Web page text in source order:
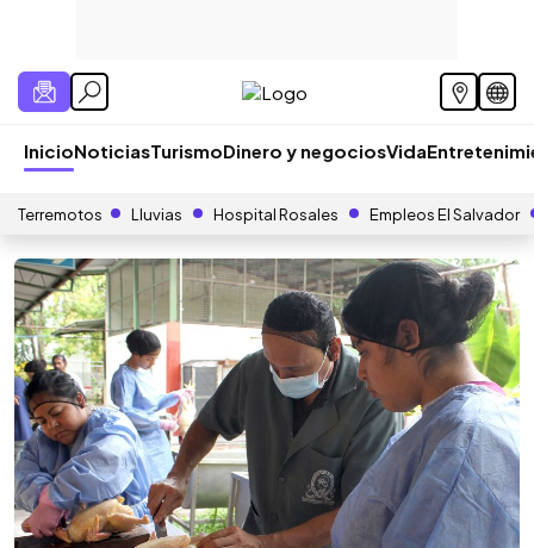
InicioNoticiasTurismoDinero y negociosVida
Terremotos Lluvias Hospital Rosales Empleos El Salvador